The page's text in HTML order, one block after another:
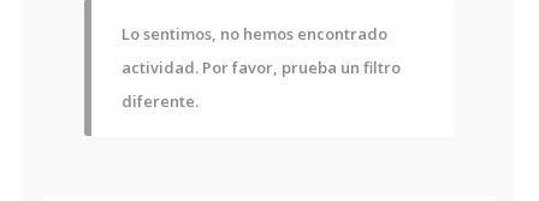
Lo sentimos, no hemos encontrado
actividad. Por favor, prueba un filtro
diferente.